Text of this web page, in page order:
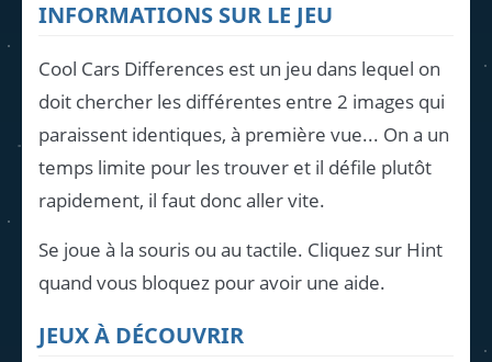
INFORMATIONS SUR LE JEU
Cool Cars Differences est un jeu dans lequel on
doit chercher les différentes entre 2 images qui
paraissent identiques, à première vue... On a un
temps limite pour les trouver et il défile plutôt
rapidement, il faut donc aller vite.
Se joue à la souris ou au tactile. Cliquez sur Hint
quand vous bloquez pour avoir une aide.
JEUX À DÉCOUVRIR